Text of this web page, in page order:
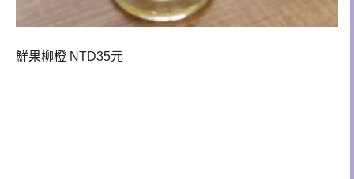
鮮果柳橙 NTD35元